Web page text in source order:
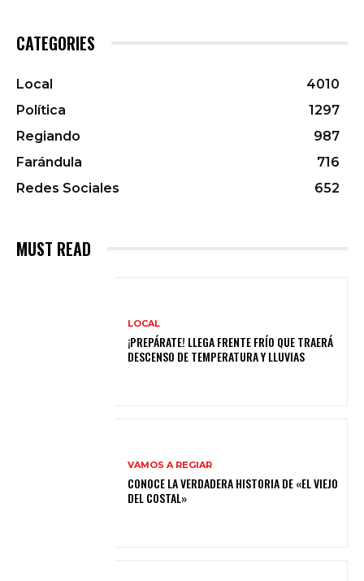
CATEGORIES
Local
4010
Política
1297
Regiando
987
Farándula
716
Redes Sociales
652
MUST READ
LOCAL
¡PREPÁRATE! LLEGA FRENTE FRÍO QUE TRAERÁ
DESCENSO DE TEMPERATURA Y LLUVIAS
VAMOS A REGIAR
CONOCE LA VERDADERA HISTORIA DE «EL VIEJO
DEL COSTAL»